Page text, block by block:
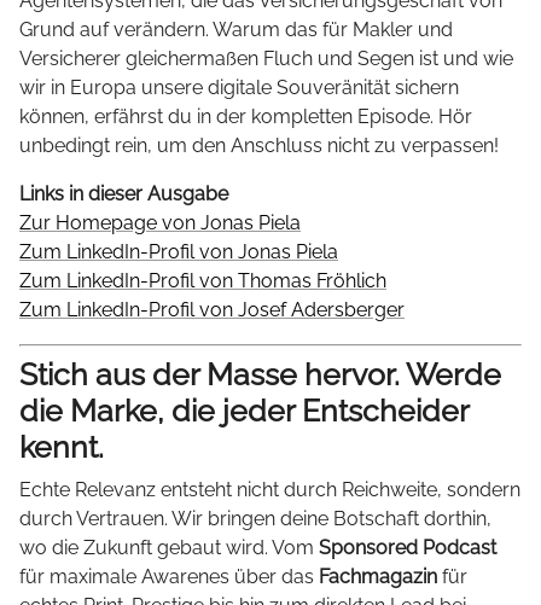
Grund auf verändern. Warum das für Makler und
Versicherer gleichermaßen Fluch und Segen ist und wie
wir in Europa unsere digitale Souveränität sichern
können, erfährst du in der kompletten Episode. Hör
unbedingt rein, um den Anschluss nicht zu verpassen!
Links in dieser Ausgabe
Zur Homepage von Jonas Piela
Zum LinkedIn-Profil von Jonas Piela
Zum LinkedIn-Profil von Thomas Fröhlich
Zum LinkedIn-Profil von Josef Adersberger
Stich aus der Masse hervor. Werde
die Marke, die jeder Entscheider
kennt.
Echte Relevanz entsteht nicht durch Reichweite, sondern
durch Vertrauen. Wir bringen deine Botschaft dorthin,
wo die Zukunft gebaut wird. Vom Sponsored Podcast
für maximale Awarenes über das Fachmagazin für